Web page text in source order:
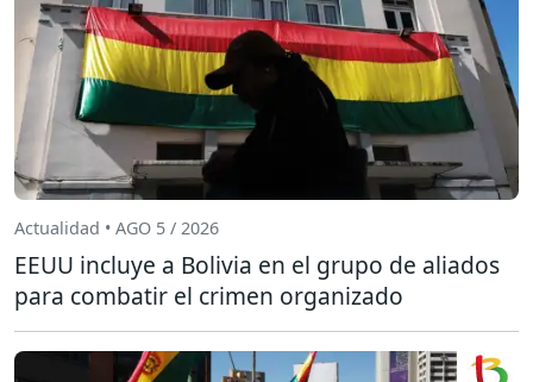
Actualidad • AGO 5 / 2026
EEUU incluye a Bolivia en el grupo de aliados
para combatir el crimen organizado